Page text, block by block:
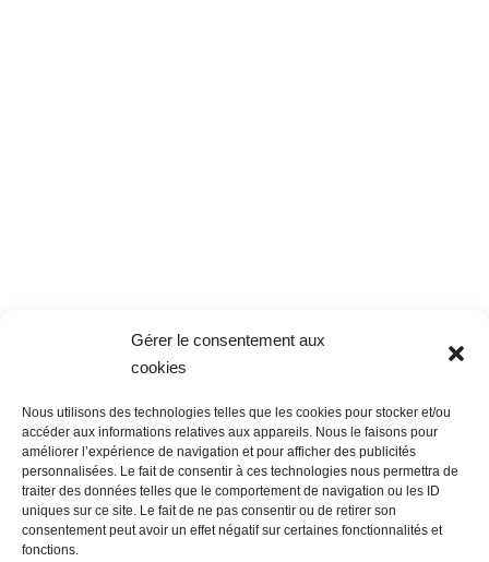
Gérer le consentement aux
cookies
Nous utilisons des technologies telles que les cookies pour stocker et/ou
accéder aux informations relatives aux appareils. Nous le faisons pour
améliorer l’expérience de navigation et pour afficher des publicités
personnalisées. Le fait de consentir à ces technologies nous permettra de
traiter des données telles que le comportement de navigation ou les ID
uniques sur ce site. Le fait de ne pas consentir ou de retirer son
consentement peut avoir un effet négatif sur certaines fonctionnalités et
fonctions.